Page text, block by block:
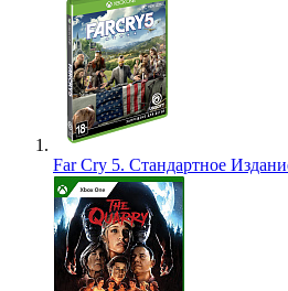
Far Cry 5. Стандартное